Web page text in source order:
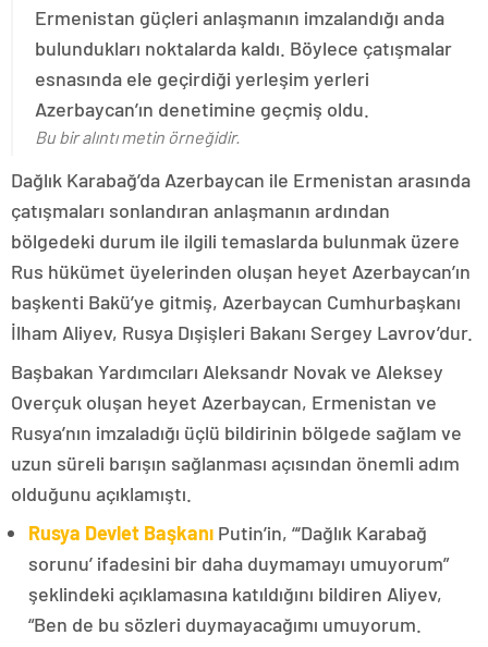
Ermenistan güçleri anlaşmanın imzalandığı anda
bulundukları noktalarda kaldı. Böylece çatışmalar
esnasında ele geçirdiği yerleşim yerleri
Azerbaycan’ın denetimine geçmiş oldu.
Bu bir alıntı metin örneğidir.
Dağlık Karabağ’da Azerbaycan ile Ermenistan arasında
çatışmaları sonlandıran anlaşmanın ardından
bölgedeki durum ile ilgili temaslarda bulunmak üzere
Rus hükümet üyelerinden oluşan heyet Azerbaycan’ın
başkenti Bakü’ye gitmiş, Azerbaycan Cumhurbaşkanı
İlham Aliyev, Rusya Dışişleri Bakanı Sergey Lavrov’dur.
Başbakan Yardımcıları Aleksandr Novak ve Aleksey
Overçuk oluşan heyet Azerbaycan, Ermenistan ve
Rusya’nın imzaladığı üçlü bildirinin bölgede sağlam ve
uzun süreli barışın sağlanması açısından önemli adım
olduğunu açıklamıştı.
Rusya Devlet Başkanı Putin’in, “‘Dağlık Karabağ
sorunu’ ifadesini bir daha duymamayı umuyorum”
şeklindeki açıklamasına katıldığını bildiren Aliyev,
“Ben de bu sözleri duymayacağımı umuyorum.